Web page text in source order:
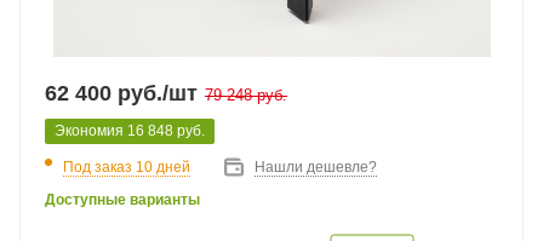
62 400 руб./шт 79 248руб.
Экономия 16 848 руб.
Под заказ 10 дней
Нашли дешевле?
Доступные варианты